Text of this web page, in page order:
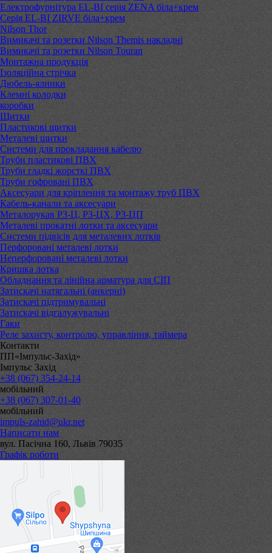
Електрофурнітура EL-BI серія ZENA біла+крем
Серія EL-BI ZIRVE біла+крем
Nilson Thor
Вимикачі та розетки Nilson Themis накладні
Вимикачі та розетки Nilson Touran
Монтажна продукція
Ізоляційна стрічка
Дюбель-ялинки
Клемні колодки
коробки
Щитки
Пластикові щитки
Металеві щитки
Системи для прокладання кабелю
Труби пластикові ПВХ
Труби гладкі жорсткі ПВХ
Труби гофровані ПВХ
Аксесуари для кріплення та монтажу труб ПВХ
Кабель-канали та аксесуари
Металорукав РЗ-Ц, РЗ-ЦХ, РЗ-ЦП
Металеві прокатні лотки та аксесуари
Системи підвісів для металевих лотків
Перфоровані металеві лотки
Неперфоровані металеві лотки
Кришка лотка
Обладнання та лінійна арматура для СІП
Затискачі натягальні (анкерні)
Затискачі підтримувальні
Затискачі відгалужувальні
Гаки
Реле захисту, контролю, управління, таймера
Контакти
ПП«Імпульс-Захід»
Імпульс Захід
+38 (067) 354-24-14
мобільний
+38 (067) 307-01-40
мобільний
impuls-zahid@ukr.net
Написати нам
вул. Пасічна 160, Львів 79035
Графік роботи